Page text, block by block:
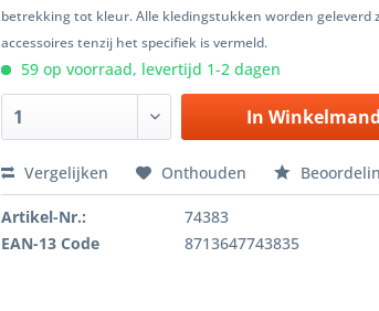
betrekking tot kleur. Alle kledingstukken worden geleverd
accessoires tenzij het specifiek is vermeld.
59 op voorraad, levertijd 1-2 dagen
In
Vergelijken Onthouden
Artikel-Nr.:
74383
EAN-13 Code
8713647743835